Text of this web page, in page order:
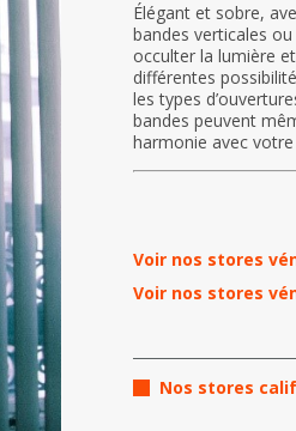
Élégant et sobre,
bandes verticales
occulter la lumière
différentes
les types
bandes peuvent
harmonie avec
Voir nos stores
Voir nos stores
Nos stores